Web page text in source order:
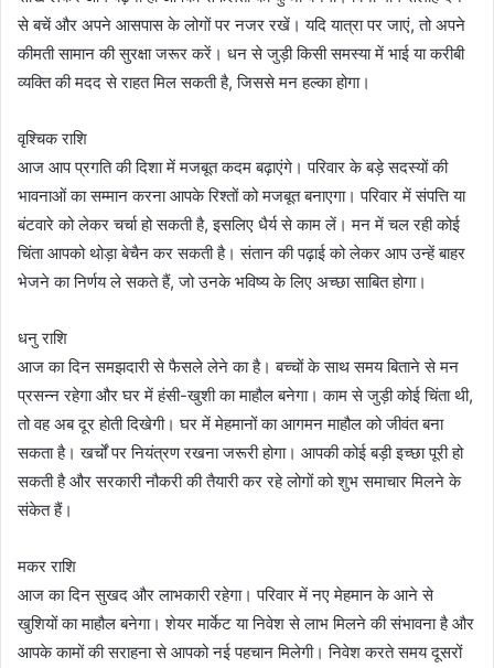
से बचें और अपने आसपास के लोगों पर नजर रखें। यदि यात्रा पर जाएं, तो अपने
कीमती सामान की सुरक्षा जरूर करें। धन से जुड़ी किसी समस्या में भाई या करीबी
व्यक्ति की मदद से राहत मिल सकती है, जिससे मन हल्का होगा।
वृश्चिक राशि
आज आप प्रगति की दिशा में मजबूत कदम बढ़ाएंगे। परिवार के बड़े सदस्यों की
भावनाओं का सम्मान करना आपके रिश्तों को मजबूत बनाएगा। परिवार में संपत्ति या
बंटवारे को लेकर चर्चा हो सकती है, इसलिए धैर्य से काम लें। मन में चल रही कोई
चिंता आपको थोड़ा बेचैन कर सकती है। संतान की पढ़ाई को लेकर आप उन्हें बाहर
भेजने का निर्णय ले सकते हैं, जो उनके भविष्य के लिए अच्छा साबित होगा।
धनु राशि
आज का दिन समझदारी से फैसले लेने का है। बच्चों के साथ समय बिताने से मन
प्रसन्न रहेगा और घर में हंसी-खुशी का माहौल बनेगा। काम से जुड़ी कोई चिंता थी,
तो वह अब दूर होती दिखेगी। घर में मेहमानों का आगमन माहौल को जीवंत बना
सकता है। खर्चों पर नियंत्रण रखना जरूरी होगा। आपकी कोई बड़ी इच्छा पूरी हो
सकती है और सरकारी नौकरी की तैयारी कर रहे लोगों को शुभ समाचार मिलने के
संकेत हैं।
मकर राशि
आज का दिन सुखद और लाभकारी रहेगा। परिवार में नए मेहमान के आने से
खुशियों का माहौल बनेगा। शेयर मार्केट या निवेश से लाभ मिलने की संभावना है और
आपके कामों की सराहना से आपको नई पहचान मिलेगी। निवेश करते समय दूसरों